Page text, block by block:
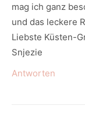
mag ich ganz
und das leckere
Liebste Küsten-
Snjezie
Antworten